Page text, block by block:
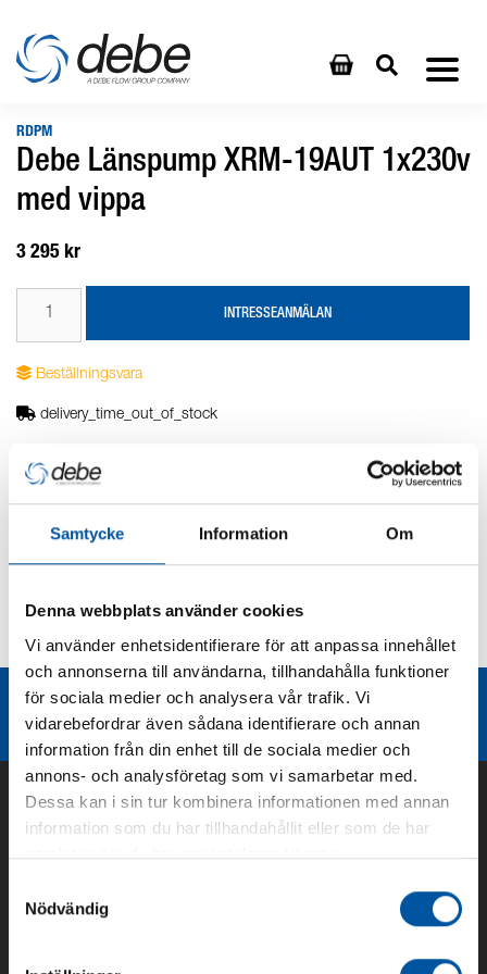
Samtycke Information Om
Denna webbplats använder cookies
Vi använder enhetsidentifierare för att anpassa innehållet
och annonserna till användarna, tillhandahålla funktioner
för sociala medier och analysera vår trafik. Vi
vidarebefordrar även sådana identifierare och annan
information från din enhet till de sociala medier och
annons- och analysföretag som vi samarbetar med.
Dessa kan i sin tur kombinera informationen med annan
information som du har tillhandahållit eller som de har
samlat in när du har använt deras tjänster.
Nödvändig
RDPM
Debe Länspump XRM-19AUT 1x230v
med vippa
3 295 kr
INTRESSEANMÄLAN
Beställningsvara
delivery_time_out_of_stock
Produktbeskrivning
Teknisk dokumentation
Liknande produktgrupper